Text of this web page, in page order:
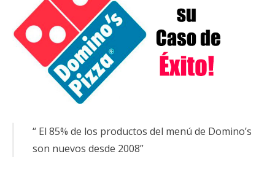
“ El 85% de los productos del menú de Domino’s
son nuevos desde 2008”